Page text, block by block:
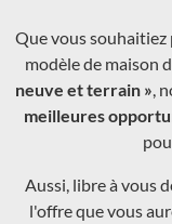
Que vous
modèle de maison
neuve et terrain »,
meilleures
Aussi, libre à vous
l'offre que vous